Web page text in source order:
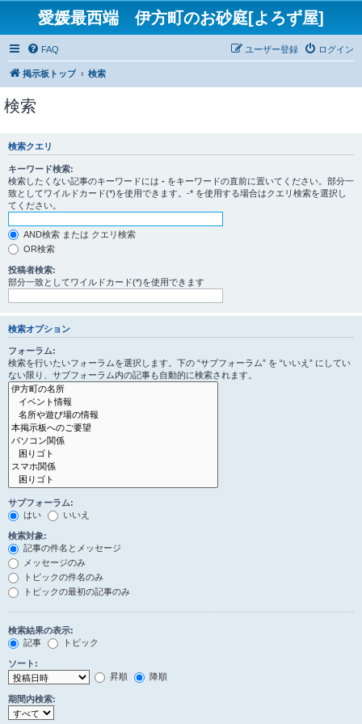
愛媛最西端 伊方町のお砂庭[よろず屋]
FAQ ログイン
ユーザー登録
掲示板トップ 検索
検索
検索クエリ
キーワード検索:
検索したくない記事のキーワードには - をキーワードの直前に置いてください。部分一
致としてワイルドカード(*)を使用できます。-* を使用する場合はクエリ検索を選択し
てください。
AND検索 または クエリ検索
OR検索
投稿者検索:
部分一致としてワイルドカード(*)を使用できます
検索オプション
フォーラム:
検索を行いたいフォーラムを選択します。下の “サブフォーラム” を “いいえ” にしてい
ない限り、サブフォーラム内の記事も自動的に検索されます。
サブフォーラム:
はい
いいえ
検索対象:
記事の件名とメッセージ
メッセージのみ
トピックの件名のみ
トピックの最初の記事のみ
検索結果の表示:
記事
トピック
ソート:
昇順
降順
期間内検索: